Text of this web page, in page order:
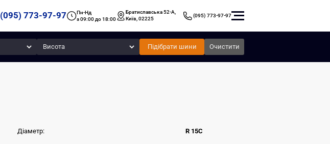
(095) 773-97-97
Пн-Нд
з 09:00 до 18:00
Братиславська 52-А,
Київ, 02225
(095) 773-97-97
Висота
Підібрати шини Очистити
Діаметр: R 15C